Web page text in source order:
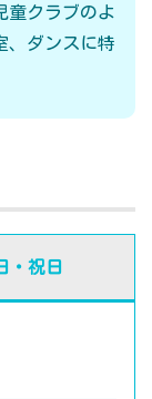
童クラブのよ
、ダンスに特
・祝日